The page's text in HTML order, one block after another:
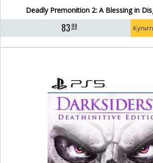
Deadly Premonition 2: A Blessing in
8399